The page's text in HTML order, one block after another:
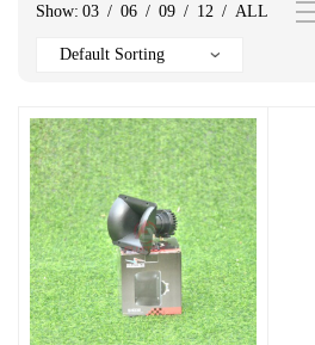
Show: 03 / 06 / 09 / 12 / ALL